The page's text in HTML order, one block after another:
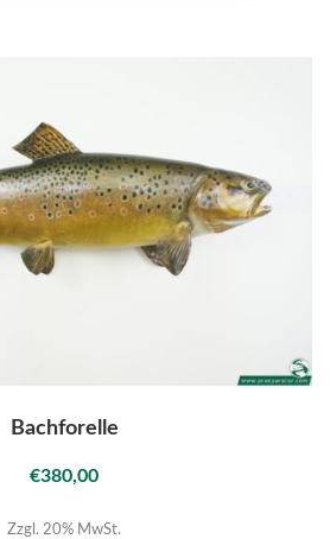
Bachforelle
€380,00
Zzgl. 20% MwSt.